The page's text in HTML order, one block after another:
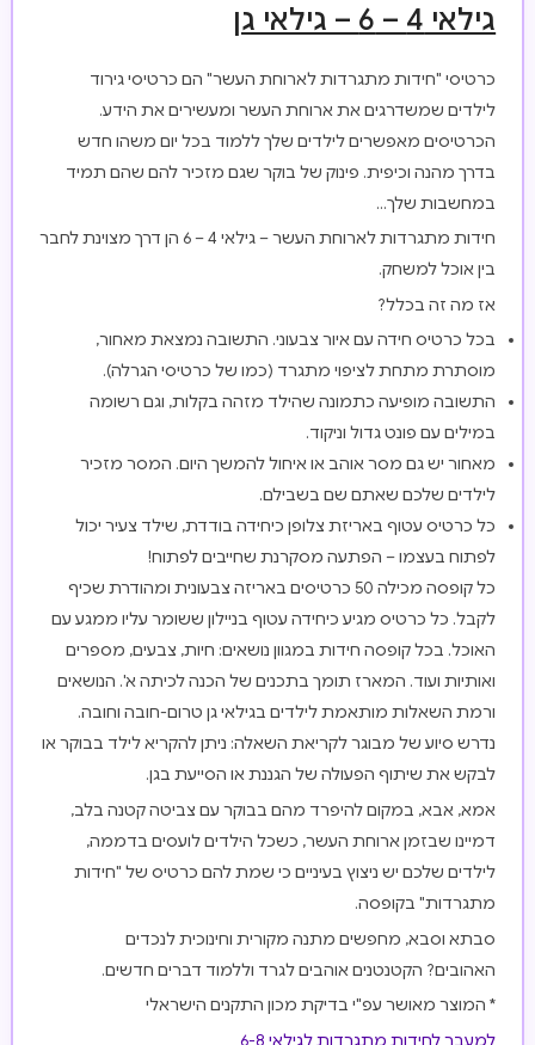
גילאי 4 – 6 – גילאי גן
כרטיסי "חידות מתגרדות לארוחת העשר" הם כרטיסי גירוד
לילדים שמשדרגים את ארוחת העשר ומעשירים את הידע.
הכרטיסים מאפשרים לילדים שלך ללמוד בכל יום משהו חדש
בדרך מהנה וכיפית. פינוק של בוקר שגם מזכיר להם שהם תמיד
במחשבות שלך…
חידות מתגרדות לארוחת העשר – גילאי 4 – 6 הן דרך מצוינת לחבר
בין אוכל למשחק.
אז מה זה בכלל?
בכל כרטיס חידה עם איור צבעוני. התשובה נמצאת מאחור,
מוסתרת מתחת לציפוי מתגרד (כמו של כרטיסי הגרלה).
התשובה מופיעה כתמונה שהילד מזהה בקלות, וגם רשומה
במילים עם פונט גדול וניקוד.
מאחור יש גם מסר אוהב או איחול להמשך היום. המסר מזכיר
לילדים שלכם שאתם שם בשבילם.
כל כרטיס עטוף באריזת צלופן כיחידה בודדת, שילד צעיר יכול
לפתוח בעצמו – הפתעה מסקרנת שחייבים לפתוח!
כל קופסה מכילה 50 כרטיסים באריזה צבעונית ומהודרת שכיף
לקבל. כל כרטיס מגיע כיחידה עטוף בניילון ששומר עליו ממגע עם
האוכל. בכל קופסה חידות במגוון נושאים: חיות, צבעים, מספרים
ואותיות ועוד. המארז תומך בתכנים של הכנה לכיתה א'. הנושאים
ורמת השאלות מותאמת לילדים בגילאי גן טרום-חובה וחובה.
נדרש סיוע של מבוגר לקריאת השאלה: ניתן להקריא לילד בבוקר או
לבקש את שיתוף הפעולה של הגננת או הסייעת בגן.
אמא, אבא, במקום להיפרד מהם בבוקר עם צביטה קטנה בלב,
דמיינו שבזמן ארוחת העשר, כשכל הילדים לועסים בדממה,
לילדים שלכם יש ניצוץ בעיניים כי שמת להם כרטיס של "חידות
מתגרדות" בקופסה.
סבתא וסבא, מחפשים מתנה מקורית וחינוכית לנכדים
האהובים? הקטנטנים אוהבים לגרד וללמוד דברים חדשים.
* המוצר מאושר עפ"י בדיקת מכון התקנים הישראלי
למעבר לחידות מתגרדות לגילאי 6-8